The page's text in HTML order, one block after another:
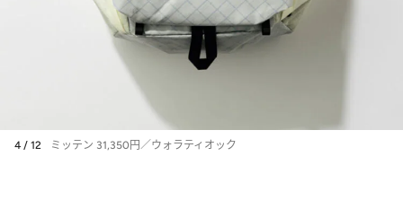
4 / 12 ミッテン 31,350円／ウォラティオック